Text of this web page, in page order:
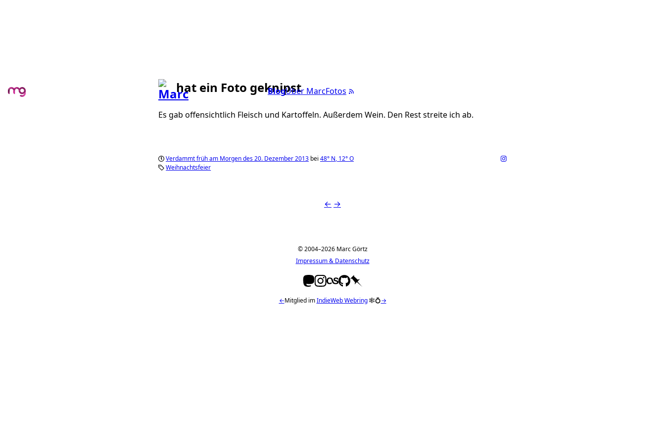
BlogÜber MarcFotos
hat ein Foto geknipst
Es gab offensichtlich Fleisch und Kartoffeln. Außerdem Wein. Den Rest streite ich ab.
Verdammt früh am Morgen des 20. Dezember 2013 bei 48° N, 12°O
Weihnachtsfeier
← →
© 2004–2026 Marc Görtz
Impressum & Datenschutz
←Mitglied imIndieWeb Webring🕸💍→